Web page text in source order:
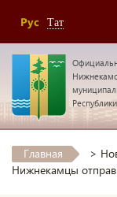
Рус Тат
Главная >
Нижнекамцы